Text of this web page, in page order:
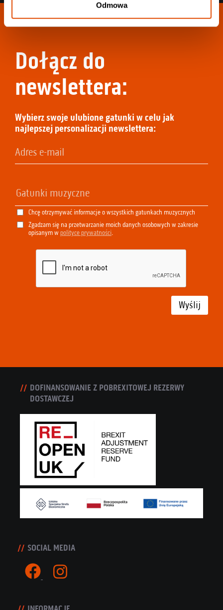
Odmowa
Dołącz do
newslettera:
Wybierz swoje ulubione gatunki w celu jak
najlepszej personalizacji newslettera:
Chcę otrzymywać informacje o wszystkich gatunkach muzycznych
Zgadzam się na przetwarzanie moich danych osobowych w zakresie
opisanym w polityce prywatności.
Wyślij
DOFINANSOWANIE Z POBREXITOWEJ REZERWY
DOSTAWCZEJ
SOCIAL MEDIA